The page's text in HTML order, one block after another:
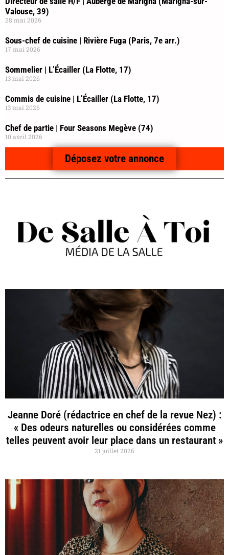
Valouse, 39)
28 mai 2026
Sous-chef de cuisine | Rivière Fuga (Paris, 7e arr.)
17 mai 2026
Sommelier | L’Écailler (La Flotte, 17)
13 mai 2026
Commis de cuisine | L’Écailler (La Flotte, 17)
13 mai 2026
Chef de partie | Four Seasons Megève (74)
10 avril 2026
Déposez votre annonce
Jeanne Doré (rédactrice en chef de la revue Nez) :
« Des odeurs naturelles ou considérées comme
telles peuvent avoir leur place dans un restaurant »
21 juillet 2026